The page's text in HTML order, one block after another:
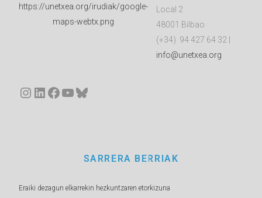
Local 2
48001 Bilbao
(+34) 94 427 64 32 |
info@unetxea.org
Instagram
LinkedIn
Facebook
YouTube
Bluesky
SARRERA BERRIAK
Eraiki dezagun elkarrekin hezkuntzaren etorkizuna